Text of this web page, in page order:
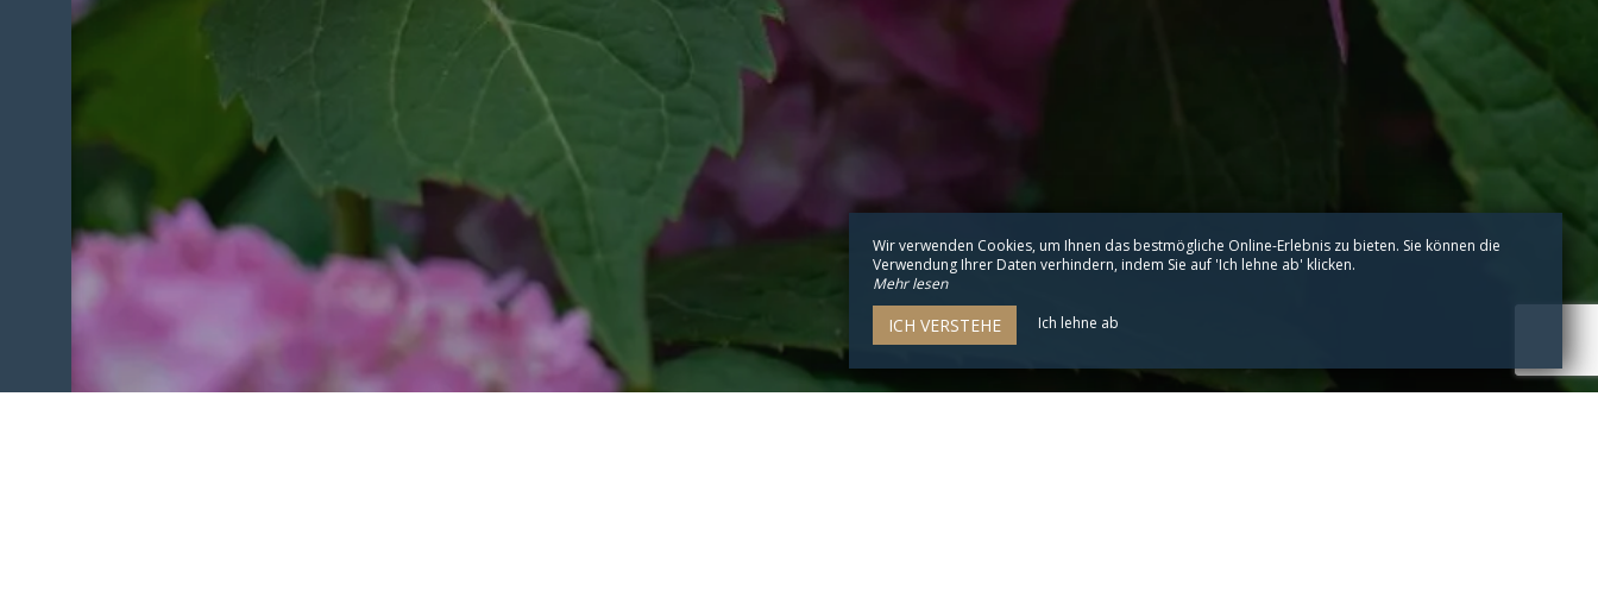
Wir verwenden Cookies, um Ihnen das bestmögliche Online-Erlebnis zu bieten. Sie können die
Verwendung Ihrer Daten verhindern, indem Sie auf 'Ich lehne ab' klicken.
Mehr lesen
ICH VERSTEHE Ich lehne ab